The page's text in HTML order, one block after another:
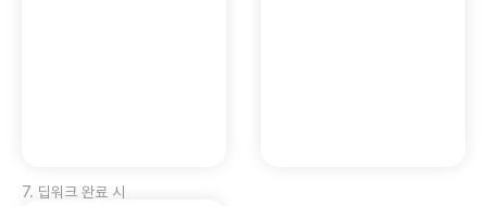
7. 딥워크 완료 시